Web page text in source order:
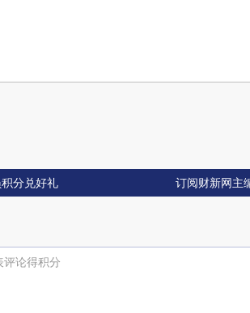
分兑好礼 订阅财新网主
评论得积分